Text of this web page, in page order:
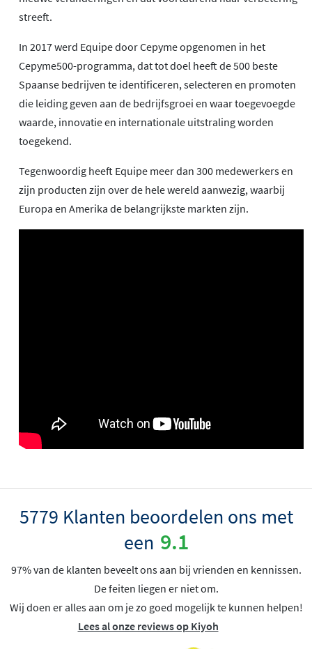
streeft.
In 2017 werd Equipe door Cepyme opgenomen in het
Cepyme500-programma, dat tot doel heeft de 500 beste
Spaanse bedrijven te identificeren, selecteren en promoten
die leiding geven aan de bedrijfsgroei en waar toegevoegde
waarde, innovatie en internationale uitstraling worden
toegekend.
Tegenwoordig heeft Equipe meer dan 300 medewerkers en
zijn producten zijn over de hele wereld aanwezig, waarbij
Europa en Amerika de belangrijkste markten zijn.
5779 Klanten beoordelen ons met
een 9.1
97% van de klanten beveelt ons aan bij vrienden en kennissen.
De feiten liegen er niet om.
Wij doen er alles aan om je zo goed mogelijk te kunnen helpen!
Lees al onze reviews op Kiyoh